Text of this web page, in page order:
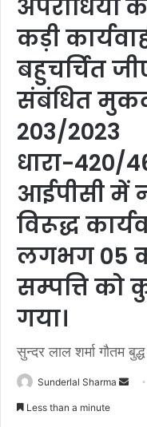
अपराधियों
कड़ी
बहुचर्चित
संबंधित
203/2023
धारा-420/
आईपीसी में
विरूद्ध
लगभग 05
सम्पत्ति को
गया।
सुन्दर लाल शर्मा गौतम
Sunderlal Sharma
Send
Less than a minute